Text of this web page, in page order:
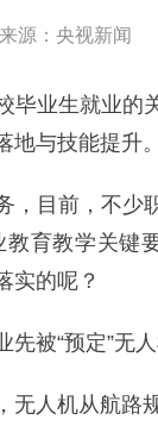
来源：央视新闻
毕业生就业的
地与技能提升。
，目前，不少
教育教学关键
实的呢？
先被“预定”无
无人机从航路